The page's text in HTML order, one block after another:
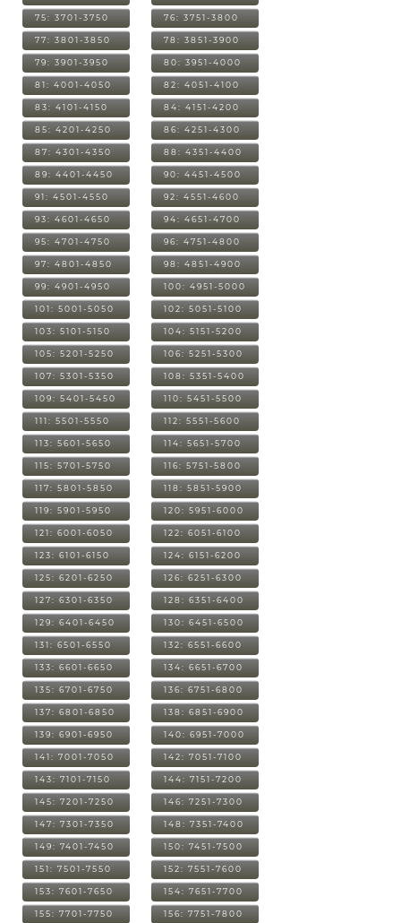
75: 3701-3750 76: 3751-3800
77: 3801-3850 78: 3851-3900
79: 3901-3950 80: 3951-4000
81: 4001-4050 82: 4051-4100
83: 4101-4150 84: 4151-4200
85: 4201-4250 86: 4251-4300
87: 4301-4350 88: 4351-4400
89: 4401-4450 90: 4451-4500
91: 4501-4550 92: 4551-4600
93: 4601-4650 94: 4651-4700
95: 4701-4750 96: 4751-4800
97: 4801-4850 98: 4851-4900
99: 4901-4950 100: 4951-5000
101: 5001-5050 102: 5051-5100
103: 5101-5150 104: 5151-5200
105: 5201-5250 106: 5251-5300
107: 5301-5350 108: 5351-5400
109: 5401-5450 110: 5451-5500
111: 5501-5550 112: 5551-5600
113: 5601-5650 114: 5651-5700
115: 5701-5750 116: 5751-5800
117: 5801-5850 118: 5851-5900
119: 5901-5950 120: 5951-6000
121: 6001-6050 122: 6051-6100
123: 6101-6150 124: 6151-6200
125: 6201-6250 126: 6251-6300
127: 6301-6350 128: 6351-6400
129: 6401-6450 130: 6451-6500
131: 6501-6550 132: 6551-6600
133: 6601-6650 134: 6651-6700
135: 6701-6750 136: 6751-6800
137: 6801-6850 138: 6851-6900
139: 6901-6950 140: 6951-7000
141: 7001-7050 142: 7051-7100
143: 7101-7150 144: 7151-7200
145: 7201-7250 146: 7251-7300
147: 7301-7350 148: 7351-7400
149: 7401-7450 150: 7451-7500
151: 7501-7550 152: 7551-7600
153: 7601-7650 154: 7651-7700
155: 7701-7750 156: 7751-7800